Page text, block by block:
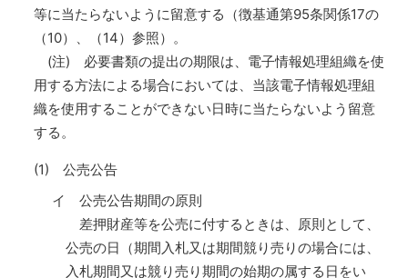
等に当たらないように留意する（徴基通第95条関係17の
（10）、（14）参照）。
(注) 必要書類の提出の期限は、電子情報処理組織を使
用する方法による場合においては、当該電子情報処理組
織を使用することができない日時に当たらないよう留意
する。
(1) 公売公告
イ 公売公告期間の原則
差押財産等を公売に付するときは、原則として、
公売の日（期間入札又は期間競り売りの場合には、
入札期間又は競り売り期間の始期の属する日をい